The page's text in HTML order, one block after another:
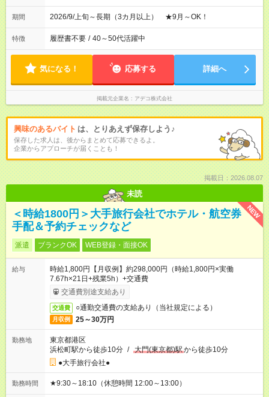
期間 2026/9/上旬～長期（3カ月以上） ★9月～OK！
特徴 履歴書不要 / 40～50代活躍中
気になる！ 応募する 詳細へ
掲載元企業名 アデコ株式会社
興味のあるバイト は、とりあえず保存しよう♪
保存した求人は、後からまとめて応募できるよ。
企業からアプローチが届くことも！
掲載日：2026.08.07
未読
NEW
＜時給1800円＞大手旅行会社でホテル・航空券
手配＆予約チェックなど
派遣 ブランクOK WEB登録・面接OK
給与
時給1,800円【月収例】約298,000円（時給1,800円×実働
7.67h×21日+残業5h）+交通費
交通費別途支給あり
交通費 ○通勤交通費の支給あり（当社規定による）
月収例 25～30万円
勤務地
東京都港区
浜松町駅から徒歩10分 / 大門(東京都)駅から徒歩10分
●大手旅行会社●
勤務時間 ★9:30～18:10（休憩時間 12:00～13:00）